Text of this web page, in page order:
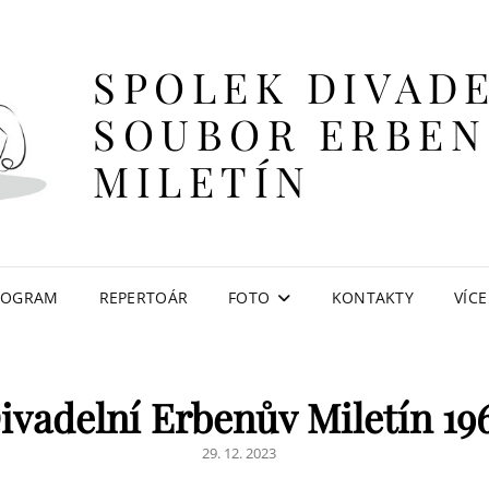
SPOLEK
SOUBOR ERBEN
MILETÍN
REPERTOÁR FOTO KONTAKTY VÍCE
Erbenův Miletín
POSTED
29. 12. 2023